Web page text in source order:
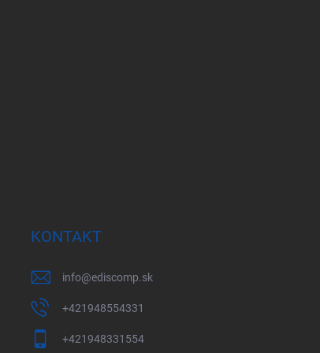
KONTAKT
info@ediscomp.sk
+421948554331
+421948331554